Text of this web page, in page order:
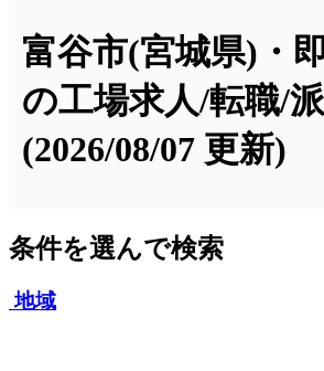
富谷市(宮城県)・
の工場求人/転職/
(2026/08/07 更新)
条件を選んで検索
地域